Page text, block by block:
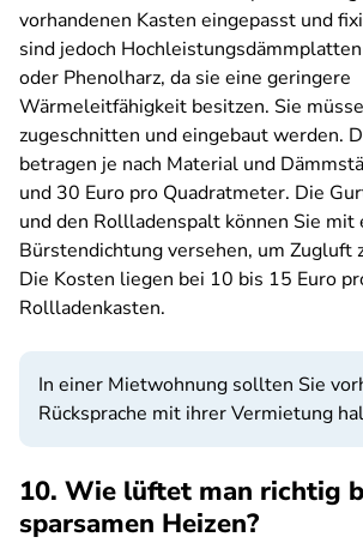
vorhandenen Kasten eingepasst und
sind jedoch
oder Phenolharz, da sie eine geringere
Wärmeleitfähigkeit besitzen. Sie
zugeschnitten und eingebaut werden.
betragen je nach Material und
und 30 Euro pro Quadratmeter. Die
und den Rollladenspalt können Sie mit
Bürstendichtung versehen, um Zugluft
Die Kosten liegen bei 10 bis 15 Euro
Rollladenkasten.
In einer Mietwohnung sollten Sie
Rücksprache mit ihrer Vermietung
10. Wie lüftet man richtig
sparsamen Heizen?